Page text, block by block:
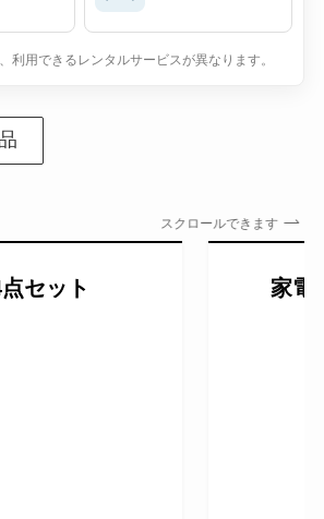
利用できるレンタルサービスが異なります。
スクロールできます
セット 家電